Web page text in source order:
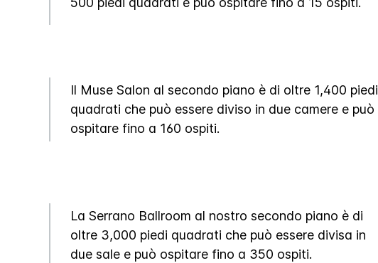
Il Muse Salon al secondo piano è di oltre 1,400 piedi
quadrati che può essere diviso in due camere e può
ospitare fino a 160 ospiti.
La Serrano Ballroom al nostro secondo piano è di
oltre 3,000 piedi quadrati che può essere divisa in
due sale e può ospitare fino a 350 ospiti.